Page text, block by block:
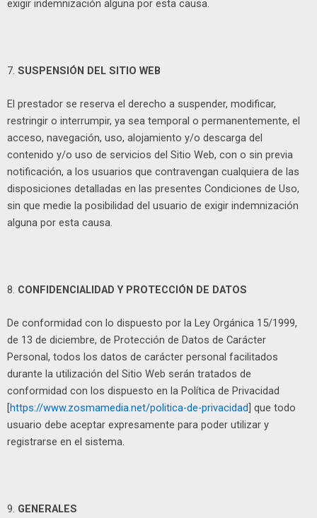
exigir indemnización alguna por esta causa.
7. SUSPENSIÓN DEL SITIO WEB
El prestador se reserva el derecho a suspender, modificar,
restringir o interrumpir, ya sea temporal o permanentemente, el
acceso, navegación, uso, alojamiento y/o descarga del
contenido y/o uso de servicios del Sitio Web, con o sin previa
notificación, a los usuarios que contravengan cualquiera de las
disposiciones detalladas en las presentes Condiciones de Uso,
sin que medie la posibilidad del usuario de exigir indemnización
alguna por esta causa.
8. CONFIDENCIALIDAD Y PROTECCIÓN DE DATOS
De conformidad con lo dispuesto por la Ley Orgánica 15/1999,
de 13 de diciembre, de Protección de Datos de Carácter
Personal, todos los datos de carácter personal facilitados
durante la utilización del Sitio Web serán tratados de
conformidad con los dispuesto en la Política de Privacidad
https://www.zosmamedia.net/politica-de-privacidad ] que todo
usuario debe aceptar expresamente para poder utilizar y
registrarse en el sistema.
9. GENERALES